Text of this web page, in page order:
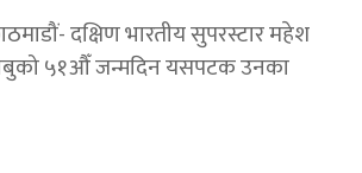
दक्षिण भारतीय सुपरस्टार महेश
५१औँ जन्मदिन यसपटक उनका